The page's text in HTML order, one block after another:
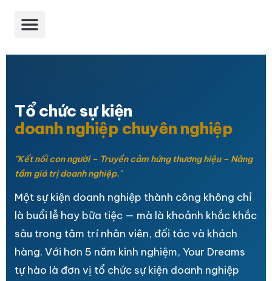
Tổ chức sự kiện
doanh nghiệp chuyên nghiệp
"Kết nối con người – Truyền cảm hứng thương hiệu – Nâng
tầm giá trị doanh nghiệp."
Một sự kiện doanh nghiệp thành công không chỉ
là buổi lễ hay bữa tiệc — mà là khoảnh khắc khắc
sâu trong tâm trí nhân viên, đối tác và khách
hàng. Với hơn 5 năm kinh nghiệm, Your Dreams
tự hào là đơn vị tổ chức sự kiện doanh nghiệp